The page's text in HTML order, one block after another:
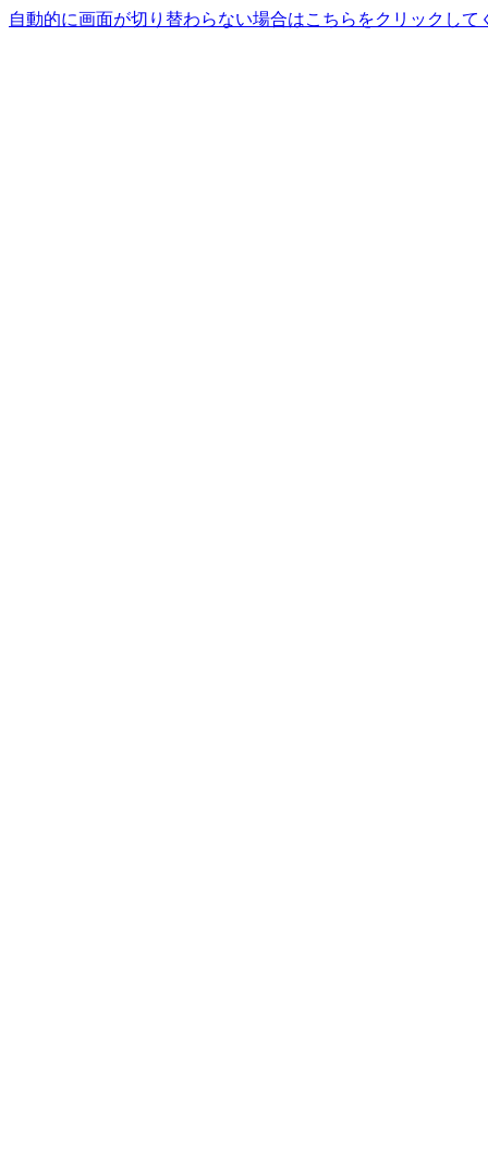
自動的に画面が切り替わらない場合はこちらをクリックして